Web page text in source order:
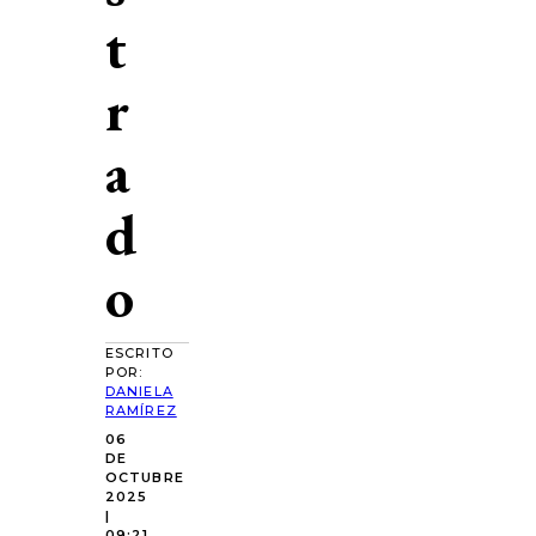
t
r
a
d
o
ESCRITO
POR:
DANIELA
RAMÍREZ
06
DE
OCTUBRE
2025
|